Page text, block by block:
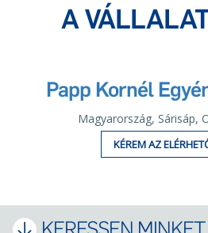
A
Papp Kornél
Magyarország, Sárisáp,
KÉREM AZ